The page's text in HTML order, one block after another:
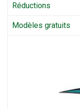
Réductions
Modèles gratuits